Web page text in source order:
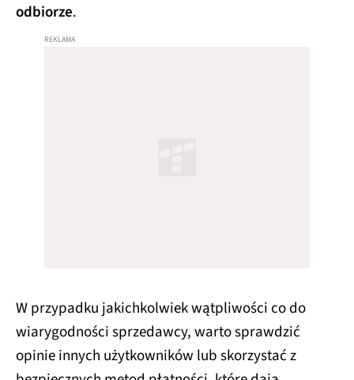
odbiorze.
W przypadku jakichkolwiek wątpliwości co do
wiarygodności sprzedawcy, warto sprawdzić
opinie innych użytkowników lub skorzystać z